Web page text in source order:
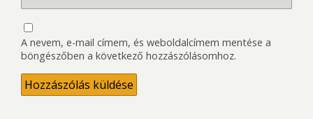
A nevem, e-mail címem, és weboldalcímem mentése a
böngészőben a következő hozzászólásomhoz.